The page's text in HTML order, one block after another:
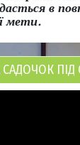
в
мети.
САДОЧОК